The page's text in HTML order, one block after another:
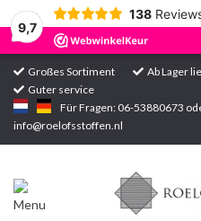
9,7
138
Großes Sortiment Ab Lager
Guter service
Für Fragen: 06-53880673
info@roelofsstoffen.nl
Startseite
Sortiment